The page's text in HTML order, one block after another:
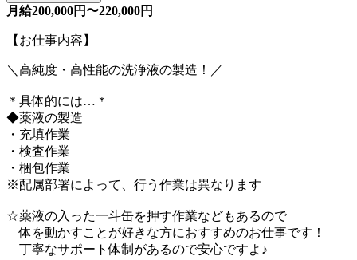
月給200,000円〜220,000円
【お仕事内容】
＼高純度・高性能の洗浄液の製造！／
＊具体的には…＊
◆薬液の製造
・充填作業
・検査作業
・梱包作業
※配属部署によって、行う作業は異なります
☆薬液の入った一斗缶を押す作業などもあるので
体を動かすことが好きな方におすすめのお仕事です！
丁寧なサポート体制があるので安心ですよ♪